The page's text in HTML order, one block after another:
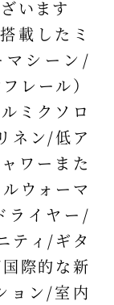
います
載したミ
シーン/
レール）
ミクソロ
ネン/低ア
ワーまた
ウォーマ
ライヤー/
ティ/ギタ
際的な新
ョン/室内